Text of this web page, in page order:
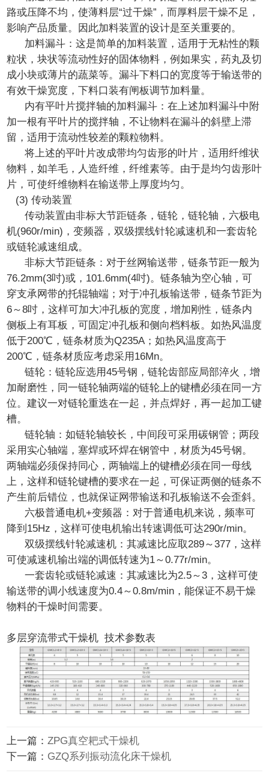
路或压降不均，使薄料层“过干燥”，而厚料层干燥不足，
影响产品质量。因此加料装置的设计是至关重要的。
加料漏斗：这是简单的加料装置，适用于无粘性的颗
粒状，块状等流动性好的固体物料，例如果实，药丸及切
成小块或薄片的蔬菜等。漏斗下料口的宽度等于输送带的
有效干燥宽度，下料口装有闸板调节加料量。
内有平叶片搅拌轴的加料漏斗：在上述加料漏斗中附
加一根有平叶片的搅拌轴，不让物料在漏斗的斜壁上滞
留，适用于流动性较差的颗粒物料。
将上述的平叶片改成带均匀齿形的叶片，适用纤维状
物料，如羊毛，人造纤维，纤维素等。由于是均匀齿形叶
片，可使纤维物料在输送带上厚度均匀。
(3) 传动装置
传动装置由非标大节距链条，链轮，链轮轴，六极电
机(960r/min)，变频器，双级摆线针轮减速机和一套齿轮
或链轮减速组成。
非标大节距链条：对于丝网输送带，链条节距一般为
76.2mm(3吋)或，101.6mm(4吋)。链条轴为空心轴，可
穿支承网带的托辊轴端；对于冲孔板输送带，链条节距为
6～8吋，这样可加大冲孔板的宽度，增加刚性，链条内
侧板上有耳板，可固定冲孔板和侧向档料板。如热风温度
低于200℃，链条材质为Q235A；如热风温度高于
200℃，链条材质应考虑采用16Mn。
链轮：链轮应选用45号钢，链轮齿部应局部淬火，增
加耐磨性，同一链轮轴两端的链轮上的键槽必须在同一方
位。建议一对链轮重迭在一起，并点焊好，再一起加工键
槽。
链轮轴：如链轮轴较长，中间段可采用碳钢管；两段
采用实心轴端，塞焊或环焊在钢管中，材质为45号钢。
两轴端必须保持同心，两轴端上的键槽必须在同一母线
上，这样和链轮键槽的要求在一起，可保证两侧的链条不
产生前后错位，也就保证网带输送和孔板输送不会歪斜。
六极普通电机+变频器：对于普通电机来说，频率可
降到15Hz，这样可使电机输出转速调低可达290r/min。
双级摆线针轮减速机：其减速比应取289～377，这样
可使减速机输出端的调低转速为1～0.77r/min。
一套齿轮或链轮减速：其减速比为2.5～3，这样可使
输送带的调小线速度为0.4～0.8m/min，能保证不易干燥
物料的干燥时间需要。
多层穿流带式干燥机 技术参数表
上一篇：ZPG真空耙式干燥机
下一篇： GZQ系列振动流化床干燥机